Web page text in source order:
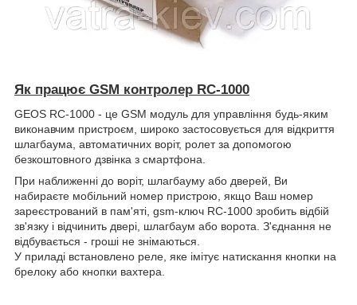
Як працює GSM контролер RC-1000
GEOS RC-1000 - це GSM модуль для управління будь-яким
виконавчим пристроєм, широко застосовується для відкриття
шлагбаума, автоматичних воріт, ролет за допомогою
безкоштовного дзвінка з смартфона.
При наближенні до воріт, шлагбауму або дверей, Ви
набираєте мобільний номер пристрою, якщо Ваш номер
зареєстрований в пам'яті, gsm-ключ RC-1000 зробить відбій
зв'язку і відчинить двері, шлагбаум або ворота. З'єднання не
відбувається - гроші не знімаються.
У приладі встановлено реле, яке імітує натискання кнопки на
брелоку або кнопки вахтера.